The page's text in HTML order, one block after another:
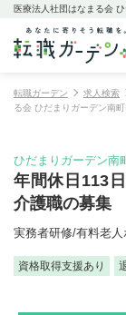
転職ガーデン 求人検索
る会 ひだまりガーデン南
ひだまりガーデン南
年間休日113
介護職の募集
実務者研修/有料老人
資格取得支援あり